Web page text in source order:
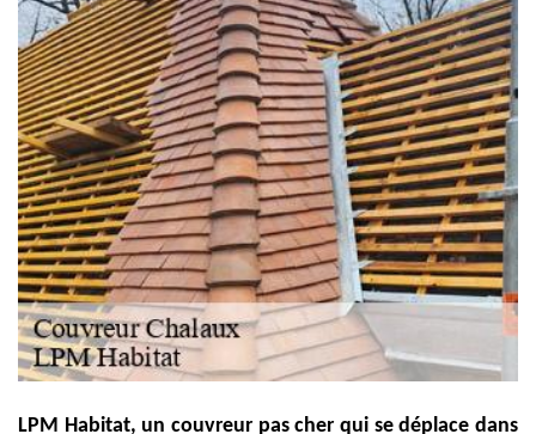
LPM Habitat, un couvreur pas cher qui se déplace dans